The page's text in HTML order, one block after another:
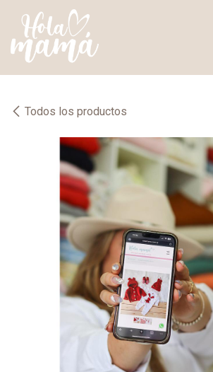
Todos los productos